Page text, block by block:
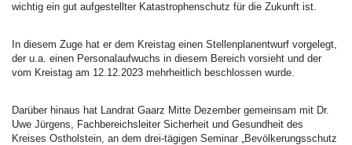
wichtig ein gut aufgestellter Katastrophenschutz für die Zukunft ist.
In diesem Zuge hat er dem Kreistag einen Stellenplanentwurf vorgelegt,
der u.a. einen Personalaufwuchs in diesem Bereich vorsieht und der
vom Kreistag am 12.12.2023 mehrheitlich beschlossen wurde.
Darüber hinaus hat Landrat Gaarz Mitte Dezember gemeinsam mit Dr.
Uwe Jürgens, Fachbereichsleiter Sicherheit und Gesundheit des
Kreises Ostholstein, an dem drei-tägigen Seminar „Bevölkerungsschutz